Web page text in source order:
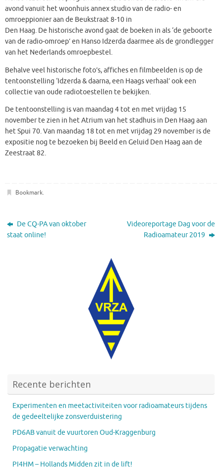
avond vanuit het woonhuis annex studio van de radio- en
omroeppionier aan de Beukstraat 8-10 in
Den Haag. De historische avond gaat de boeken in als ‘de geboorte
van de radio-omroep’ en Hanso Idzerda daarmee als de grondlegger
van het Nederlands omroepbestel.
Behalve veel historische foto’s, affiches en filmbeelden is op de
tentoonstelling ‘Idzerda & daarna, een Haags verhaal’ ook een
collectie van oude radiotoestellen te bekijken.
De tentoonstelling is van maandag 4 tot en met vrijdag 15
november te zien in het Atrium van het stadhuis in Den Haag aan
het Spui 70. Van maandag 18 tot en met vrijdag 29 november is de
expositie nog te bezoeken bij Beeld en Geluid Den Haag aan de
Zeestraat 82.
Bookmark.
De CQ-PA van oktober
staat online!
Videoreportage Dag voor de
Radioamateur 2019
Recente berichten
Experimenten en meetactiviteiten voor radioamateurs tijdens
de gedeeltelijke zonsverduistering
PD6AB vanuit de vuurtoren Oud-Kraggenburg
Propagatie verwachting
PI4HM – Hollands Midden zit in de lift!